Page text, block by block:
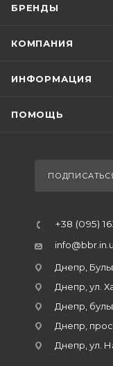
БРЕНДЫ
КОМПАНИЯ
ИНФОРМАЦИЯ
ПОМОЩЬ
+38 (095)
Днепр,
Днепр, ул.
Днепр,
Днепр,
Днепр, ул.